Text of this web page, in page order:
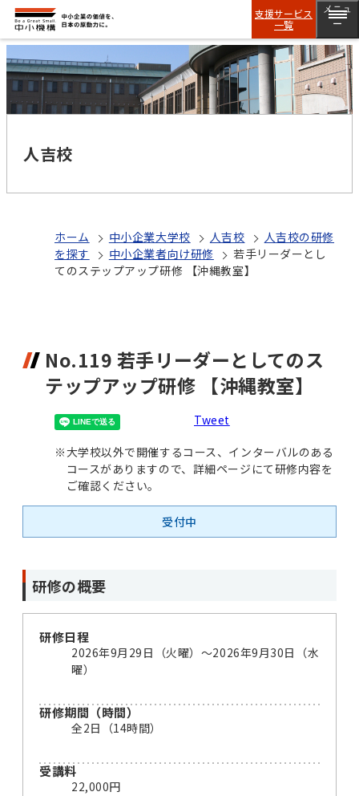
支援サービス
一覧
メニュ
ー
人吉校
ホーム 中小企業大学校 人吉校
人吉校の研修
を探す
中小企業者向け研修
若手リーダーとし
てのステップアップ研修 【沖縄教室】
No.119 若手リーダーとしてのス
テップアップ研修 【沖縄教室】
Tweet
※大学校以外で開催するコース、インターバルのある
コースがありますので、詳細ページにて研修内容を
ご確認ください。
受付中
研修の概要
研修日程
2026年9月29日（火曜）〜2026年9月30日（水
曜）
研修期間（時間）
全2日（14時間）
受講料
22,000円